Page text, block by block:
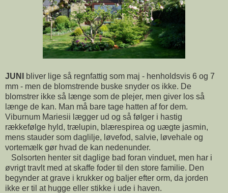
JUNI
bliver lige så regnfattig som maj - henholdsvis 6 og 7
mm - men de blomstrende buske snyder os ikke. De
blomstrer ikke så længe som de plejer, men giver los så
længe de kan. Man må bare tage hatten af for dem.
Viburnum Mariesii lægger ud og så følger i hastig
rækkefølge hyld, trælupin, blærespirea og uægte jasmin,
mens stauder som daglilje, løvefod, salvie, løvehale og
vortemælk gør hvad de kan nedenunder.
Solsorten henter sit daglige bad foran vinduet, men har i
øvrigt travlt med at skaffe foder til den store familie. Den
begynder at grave i krukker og baljer efter orm, da jorden
ikke er til at hugge eller stikke i ude i haven.